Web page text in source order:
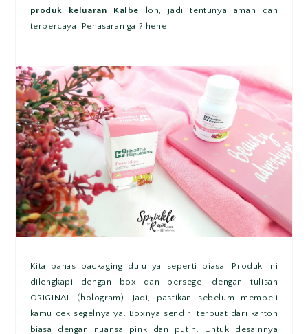
produk keluaran Kalbe loh, jadi tentunya aman dan
terpercaya. Penasaran ga ? hehe
Kita bahas packaging dulu ya seperti biasa. Produk ini
dilengkapi dengan box dan bersegel dengan tulisan
ORIGINAL (hologram). Jadi, pastikan sebelum membeli
kamu cek segelnya ya. Boxnya sendiri terbuat dari karton
biasa dengan nuansa pink dan putih. Untuk desainnya